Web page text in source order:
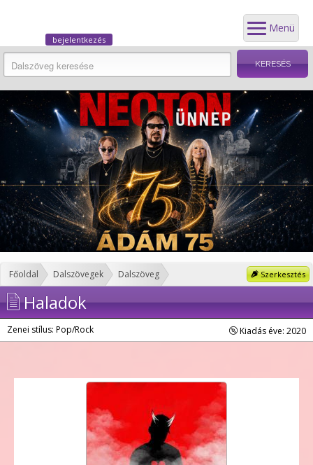
Menü
bejelentkezés
Szerkesztés
Főoldal Dalszövegek Dalszöveg
Haladok
Zenei stílus: Pop/Rock Kiadás éve: 2020